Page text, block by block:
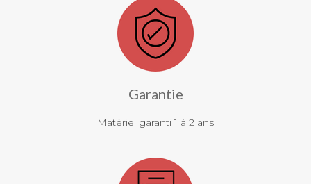
Garantie
Matériel garanti 1 à 2 ans